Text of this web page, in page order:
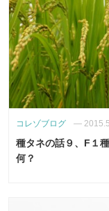
コレゾブログ —
種タネの話９、F１
何？